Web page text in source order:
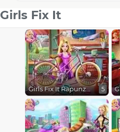
Girls Fix It
Girls Fix It Rapunzel's Bicycle 5